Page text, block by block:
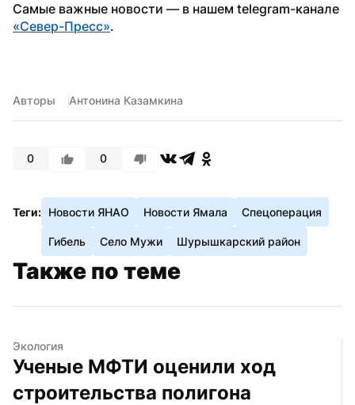
«Север-Пресс».
Авторы Антонина Казамкина
0 0
Теги: Новости ЯНАО Новости Ямала Спецоперация
Гибель Село Мужи Шурышкарский район
Также по теме
Экология
Ученые МФТИ оценили ход
строительства полигона